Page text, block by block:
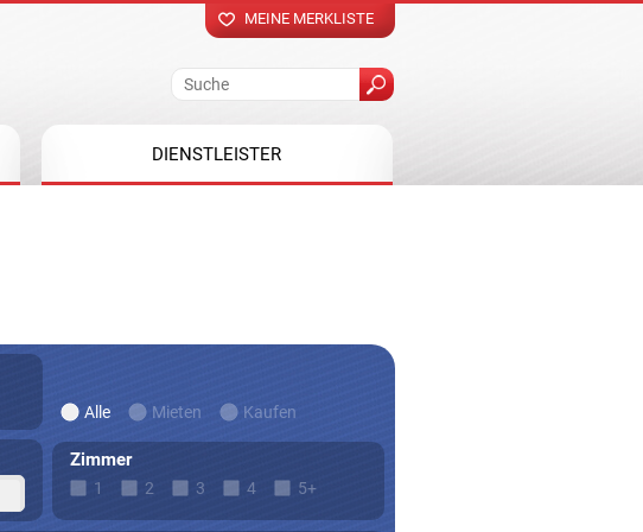
MEINE MERKLISTE
DIENSTLEISTER
Alle Mieten Kaufen
Zimmer
1 2 3 4 5+